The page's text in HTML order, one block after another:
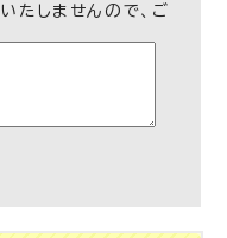
たしませんので、ご